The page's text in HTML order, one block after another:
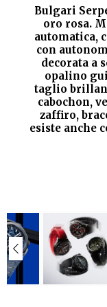
Bulgari
oro rosa.
automatica,
con
decorata a
opalino
taglio
cabochon,
zaffiro,
esiste anche